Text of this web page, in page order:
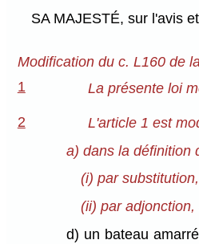
SA MAJESTÉ, sur l'avis
Modification du c. L160 de
1
La présente loi
2
L'article 1 est
a) dans la définition
(i) par
(ii) par
d) un bateau